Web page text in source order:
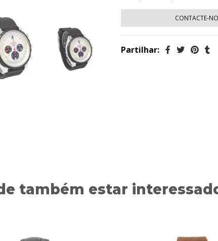
CONTACTE-
Partilhar:
também estar